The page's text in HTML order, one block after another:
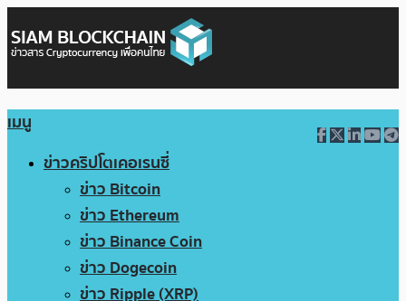
เมนู
ข่าวคริปโตเคอเรนซี่
ข่าว Bitcoin
ข่าว Ethereum
ข่าว Binance Coin
ข่าว Dogecoin
ข่าว Ripple (XRP)